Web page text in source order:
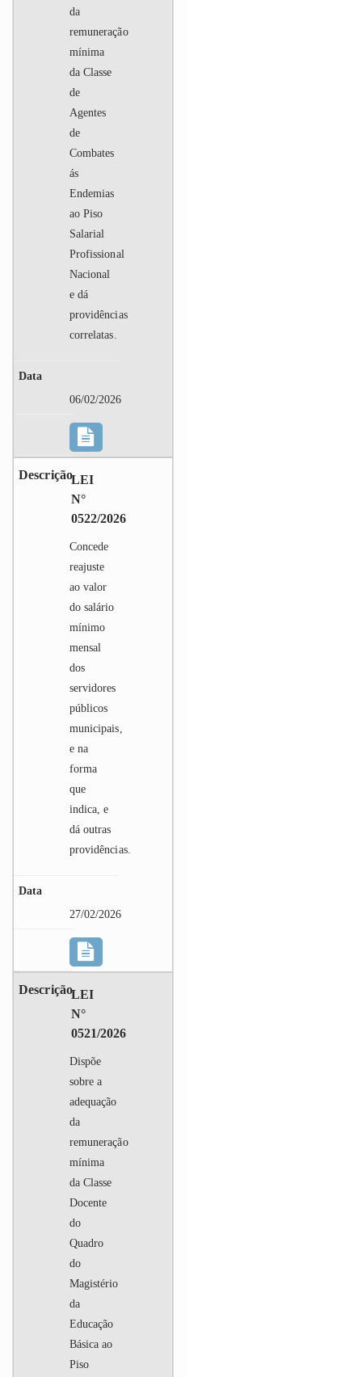
da
remuneração
mínima
da Classe
de
Agentes
de
Combates
ás
Endemias
ao Piso
Salarial
Profissional
Nacional
e dá
providências
correlatas.
06/02/2026
LEI
N°
0522/2026
Concede
reajuste
ao valor
do salário
mínimo
mensal
dos
servidores
públicos
municipais,
e na
forma
que
indica, e
dá outras
providências.
27/02/2026
LEI
N°
0521/2026
Dispõe
sobre a
adequação
da
remuneração
mínima
da Classe
Docente
do
Quadro
do
Magistério
da
Educação
Básica ao
Piso